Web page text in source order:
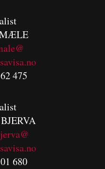
475
680